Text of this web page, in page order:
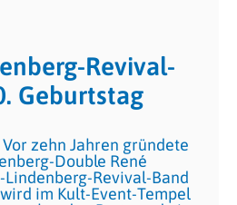
Revival-
Geburtstag
zehn Jahren gründete
Double René
Lindenberg-Revival-Band
wird im Kult-Event-Tempel